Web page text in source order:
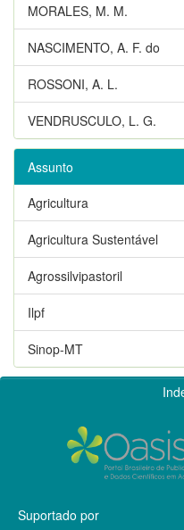
MORALES, M. M.
NASCIMENTO, A. F. do
ROSSONI, A. L.
VENDRUSCULO, L. G.
Assunto
Agricultura
Agricultura Sustentável
Agrossilvipastoril
Ilpf
Sinop-MT
Suportado por